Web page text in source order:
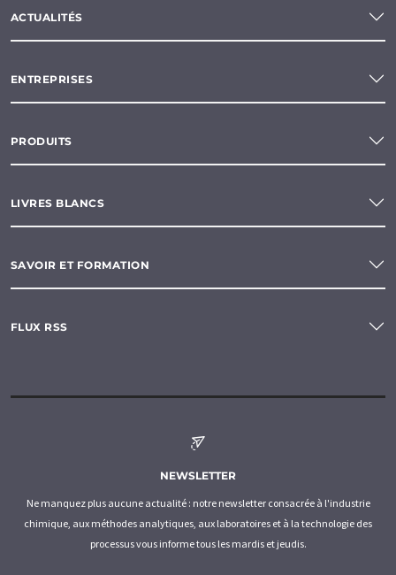
ACTUALITÉS
ENTREPRISES
PRODUITS
LIVRES BLANCS
SAVOIR ET FORMATION
FLUX RSS
NEWSLETTER
Ne manquez plus aucune actualité : notre newsletter consacrée à l'industrie
chimique, aux méthodes analytiques, aux laboratoires et à la technologie des
processus vous informe tous les mardis et jeudis.